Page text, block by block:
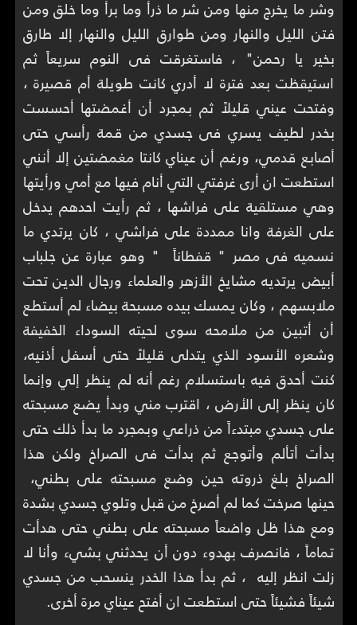
وشر ما يخرج منها ومن شر ما ذرأ وما برأ وما خلق ومن
فتن الليل والنهار ومن طوارق الليل والنهار إلا طارق
بخير يا رحمن" ، فاستغرقت فى النوم سريعاً ثم
استيقظت بعد فترة لا أدري كانت طويلة أم قصيرة ،
وفتحت عيني قليلاً ثم بمجرد أن أغمضتها أحسست
بخدر لطيف يسري فى جسدي من قمة رأسي حتى
أصابع قدمي، ورغم أن عيناي كانتا مغمضتين إلا أنني
استطعت ان أرى غرفتي التي أنام فيها مع أمي ورأيتها
وهي مستلقية على فراشها ، ثم رأيت احدهم يدخل
على الغرفة وانا ممددة على فراشي ، كان يرتدي ما
نسميه فى مصر " قفطاناً " وهو عبارة عن جلباب
أبيض يرتديه مشايخ الأزهر والعلماء ورجال الدين تحت
ملابسهم ، وكان يمسك بيده مسبحة بيضاء لم أستطع
أن أتبين من ملامحه سوى لحيته السوداء الخفيفة
وشعره الأسود الذي يتدلى قليلاً حتى أسفل أذنيه،
كنت أحدق فيه باستسلام رغم أنه لم ينظر إلي وإنما
كان ينظر إلى الأرض ، اقترب مني وبدأ يضع مسبحته
على جسدي مبتدءاً من ذراعي وبمجرد ما بدأ ذلك حتى
بدأت أتألم وأتوجع ثم بدأت فى الصراخ ولكن هذا
الصراخ بلغ ذروته حين وضع مسبحته على بطني،
حينها صرخت كما لم أصرخ من قبل وتلوي جسدي بشدة
ومع هذا ظل واضعاً مسبحته على بطني حتى هدأت
تماماً ، فانصرف بهدوء دون أن يحدثني بشيء وأنا لا
زلت انظر إليه ، ثم بدأ هذا الخدر ينسحب من جسدي
شيئاً فشيئاً حتى استطعت ان أفتح عيناي مرة أخرى.